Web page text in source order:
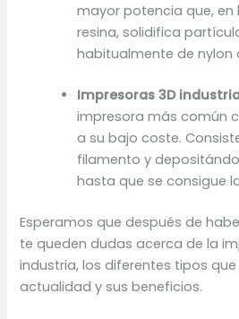
mayor potencia que, en
resina, solidifica
habitualmente de nylon
Impresoras 3D
impresora más común
a su bajo coste.
filamento y
hasta que se consigue
Esperamos que después de
te queden dudas acerca de la
industria, los diferentes tipos que
actualidad y sus beneficios.